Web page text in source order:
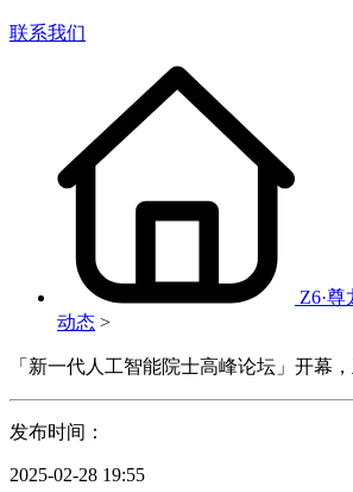
联系我们
Z6·
动态 >
「新一代人工智能院士高峰论坛」开幕
发布时间：
2025-02-28 19:55